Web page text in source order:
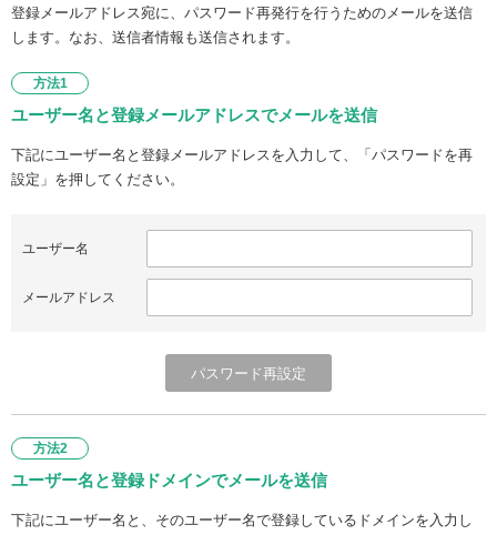
登録メールアドレス宛に、パスワード再発行を行うためのメールを送信
します。なお、送信者情報も送信されます。
方法1
ユーザー名と登録メールアドレスでメールを送信
下記にユーザー名と登録メールアドレスを入力して、「パスワードを再
設定」を押してください。
ユーザー名
メールアドレス
方法2
ユーザー名と登録ドメインでメールを送信
下記にユーザー名と、そのユーザー名で登録しているドメインを入力し